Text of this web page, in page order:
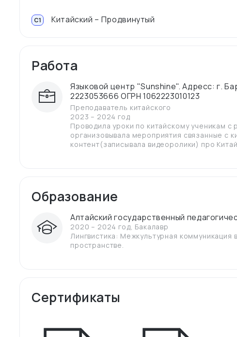
C1 Китайский – Продвинутый
Работа
Языковой центр "Sunshine". Адресс: г.
2223053666 ОГРН 1062223010123
Преподаватель китайского
2023 – 2024 год
Проводила уроки по китайскому ученикам
организовывала мероприятия связанные с
контент(записывала видеоролики) про
Образование
Алтайский государственный
2020 – 2024 год, Бакалавр
Лингвистика: Межкультурная
пространстве.
Сертификаты